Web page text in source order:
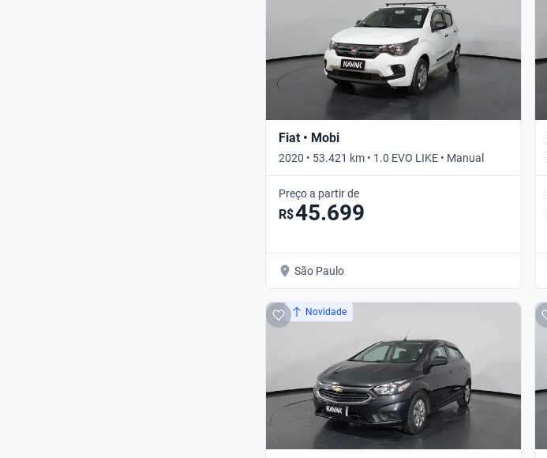
Fiat • Mobi
2020 • 53.421 km • 1.0 EVO LIKE • Manual
Preço a partir de
R$45.699
São Paulo
Novidade